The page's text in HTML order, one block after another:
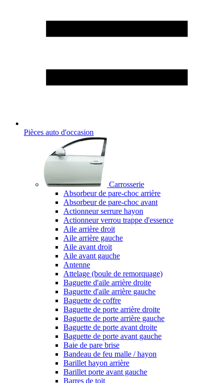
Pièces auto d'occasion
Carrosserie
Absorbeur de pare-choc arrière
Absorbeur de pare-choc avant
Actionneur serrure hayon
Actionneur verrou trappe d'essence
Aile arrière droit
Aile arrière gauche
Aile avant droit
Aile avant gauche
Antenne
Attelage (boule de remorquage)
Baguette d'aile arrière droite
Baguette d'aile arrière gauche
Baguette de coffre
Baguette de porte arrière droite
Baguette de porte arrière gauche
Baguette de porte avant droite
Baguette de porte avant gauche
Baie de pare brise
Bandeau de feu malle / hayon
Barillet hayon arrière
Barillet porte avant gauche
Barres de toit